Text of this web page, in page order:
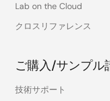
Lab on the Cloud
クロスリファレンス
ご購入/サンプル
技術サポート